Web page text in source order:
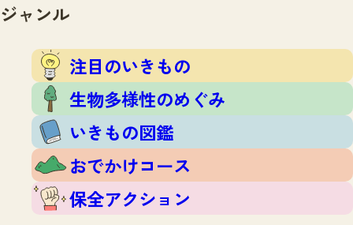
注目のいきもの
生物多様性のめぐみ
いきもの図鑑
おでかけコース
保全アクション
イベント
いきもの調査隊
調査レポート
調査レポートTOP
調査結果
ふくおかいきものマップ
マッチング
マッチングTOP
掲載申し込みフォーム
お問合せ
ジャンル
注目のいきもの
生物多様性のめぐみ
いきもの図鑑
おでかけコース
保全アクション